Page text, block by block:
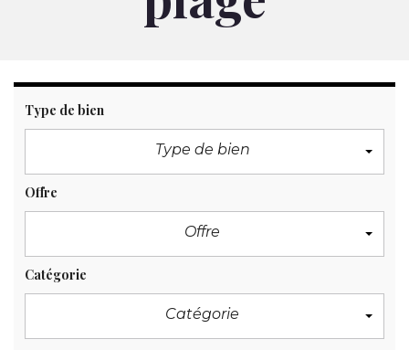
Type de bien
Type de bien
Offre
Offre
Catégorie
Catégorie